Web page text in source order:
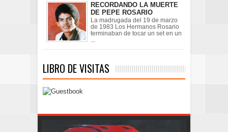
RECORDANDO LA MUERTE
DE PEPE ROSARIO
La madrugada del 19 de marzo
de 1983 Los Hermanos Rosario
terminaban de tocar un set en un
...
LIBRO DE VISITAS